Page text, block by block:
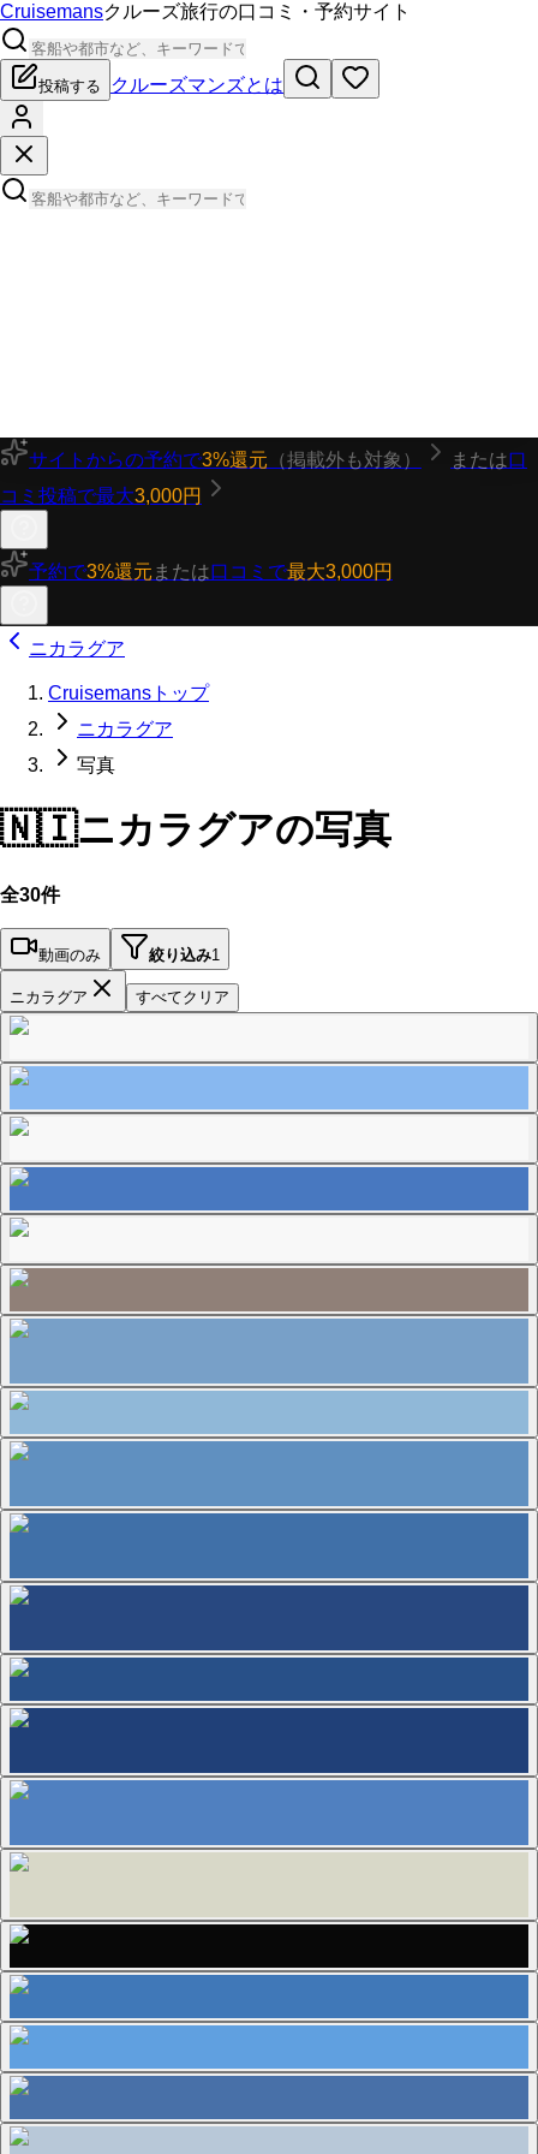
Cruisemansクルーズ旅行の口コミ・予約サイト
投稿する クルーズマンズとは
サイトからの予約で3%還元 （掲載外も対象） または口
コミ投稿で最大3,000円
予約で3%還元 または口コミで最大3,000円
ニカラグア
Cruisemansトップ
ニカラグア
写真
🇳🇮ニカラグアの写真
全30件
動画のみ 絞り込み1
ニカラグア すべてクリア